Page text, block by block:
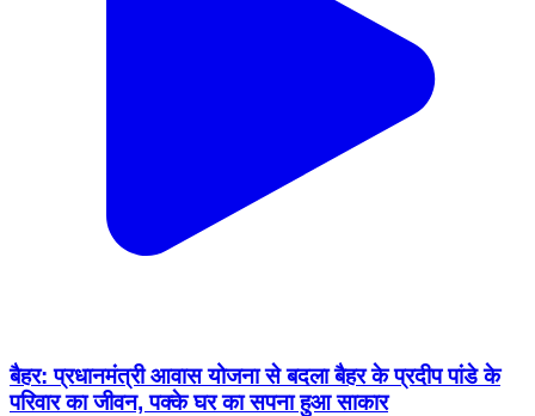
बैहर: प्रधानमंत्री आवास योजना से बदला बैहर के प्रदीप पांडे के
परिवार का जीवन, पक्के घर का सपना हुआ साकार